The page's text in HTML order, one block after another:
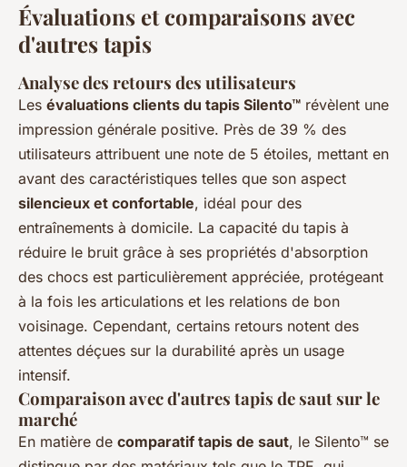
Évaluations et comparaisons avec
d'autres tapis
Analyse des retours des utilisateurs
Les évaluations clients du tapis Silento™ révèlent une
impression générale positive. Près de 39 % des
utilisateurs attribuent une note de 5 étoiles, mettant en
avant des caractéristiques telles que son aspect
silencieux et confortable, idéal pour des
entraînements à domicile. La capacité du tapis à
réduire le bruit grâce à ses propriétés d'absorption
des chocs est particulièrement appréciée, protégeant
à la fois les articulations et les relations de bon
voisinage. Cependant, certains retours notent des
attentes déçues sur la durabilité après un usage
intensif.
Comparaison avec d'autres tapis de saut sur le
marché
En matière de comparatif tapis de saut, le Silento™ se